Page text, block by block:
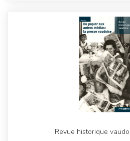
Revue historique